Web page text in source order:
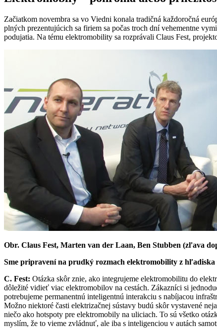
Začiatkom novembra sa vo Viedni konala tradičná každoročná
plných prezentujúcich sa firiem sa počas troch dní vehementne
podujatia. Na tému elektromobility sa rozprávali Claus Fest,
Obr. Claus Fest, Marten van der Laan, Ben Stubben (zľava
Sme pripravení na prudký rozmach elektromobility z hľadiska
C. Fest: Otázka skôr znie, ako integrujeme elektromobilitu do
dôležité vidieť viac elektromobilov na cestách. Zákazníci si
potrebujeme permanentnú inteligentnú interakciu s nabíjacou
Možno niektoré časti elektrizačnej sústavy budú skôr vystavené
niečo ako hotspoty pre elektromobily na uliciach. To sú všetko
myslím, že to vieme zvládnuť, ale iba s inteligenciou v autách